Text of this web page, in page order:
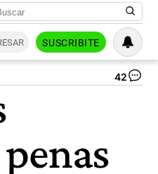
SUSCRIBITE
42